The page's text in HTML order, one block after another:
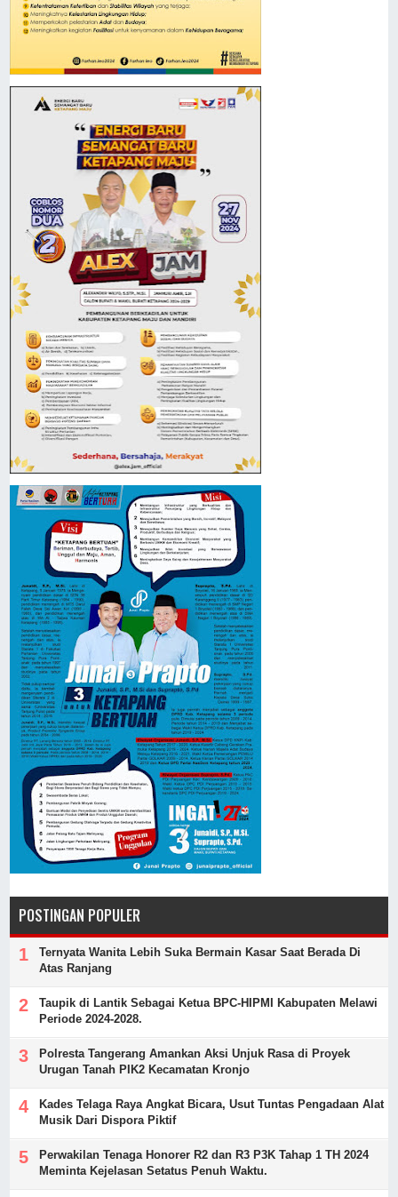
POSTINGAN POPULER
Ternyata Wanita Lebih Suka Bermain Kasar Saat Berada Di
Atas Ranjang
Taupik di Lantik Sebagai Ketua BPC-HIPMI Kabupaten Melawi
Periode 2024-2028.
Polresta Tangerang Amankan Aksi Unjuk Rasa di Proyek
Urugan Tanah PIK2 Kecamatan Kronjo
Kades Telaga Raya Angkat Bicara, Usut Tuntas Pengadaan Alat
Musik Dari Dispora Piktif
Perwakilan Tenaga Honorer R2 dan R3 P3K Tahap 1 TH 2024
Meminta Kejelasan Setatus Penuh Waktu.